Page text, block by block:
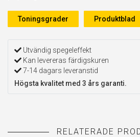
Toningsgrader Produktblad
Utvändig spegeleffekt
Kan levereras färdigskuren
7-14 dagars leveranstid
Högsta kvalitet med 3 års garanti.